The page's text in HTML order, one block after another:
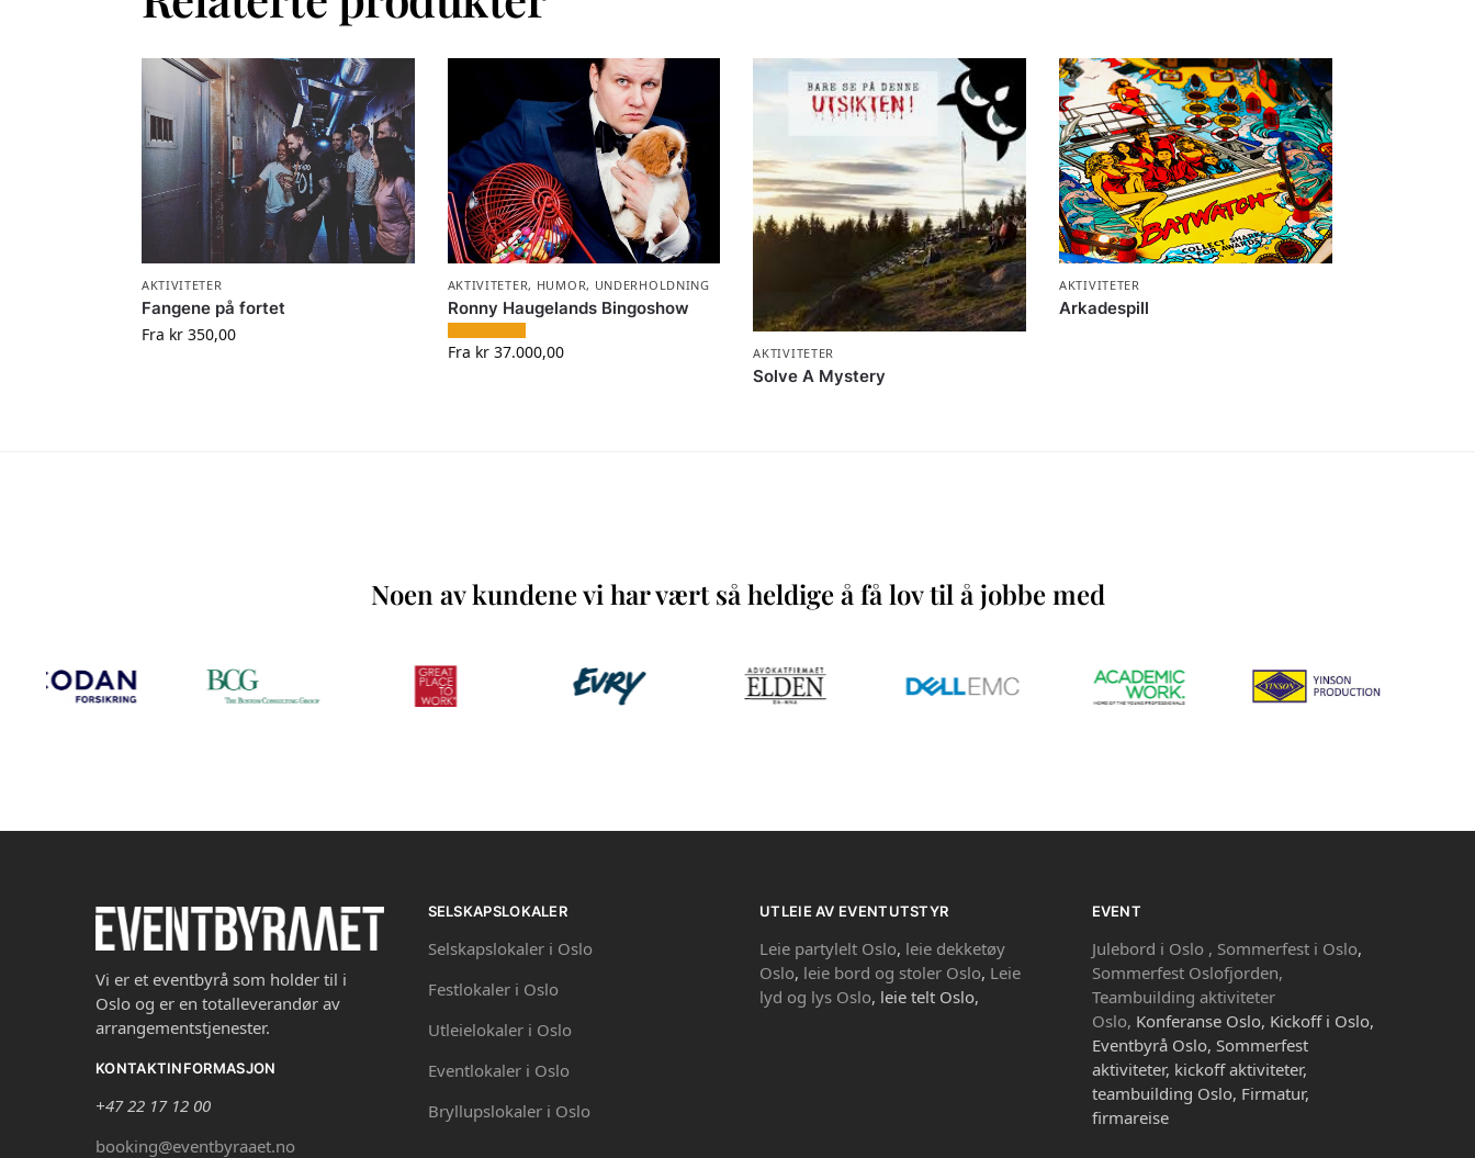
AKTIVITETER
Fangene på fortet
Fra kr350,00
AKTIVITETER, HUMOR, UNDERHOLDNING
Ronny Haugelands Bingoshow
Fra kr37.000,00 AKTIVITETER
Solve A Mystery
AKTIVITETER
Arkadespill
Noen av kundene vi har vært så heldige å få lov til å jobbe med
Vi er et eventbyrå som holder til i
Oslo og er en totalleverandør av
arrangementstjenester.
KONTAKTINFORMASJON
+47 22 17 12 00
booking@eventbyraaet.no
SELSKAPSLOKALER
Selskapslokaler i Oslo
Festlokaler i Oslo
Utleielokaler i Oslo
Eventlokaler i Oslo
Bryllupslokaler i Oslo
UTLEIE AV EVENTUTSTYR
Leie partylelt Oslo, leie dekketøy
Oslo, leie bord og stoler Oslo, Leie
lyd og lys Oslo, leie telt Oslo,
EVENT
Julebord i Oslo , Sommerfest i Oslo,
Sommerfest Oslofjorden,
Teambuilding aktiviteter
Oslo, Konferanse Oslo, Kickoff i Oslo,
Eventbyrå Oslo, Sommerfest
aktiviteter, kickoff aktiviteter,
teambuilding Oslo, Firmatur,
firmareise